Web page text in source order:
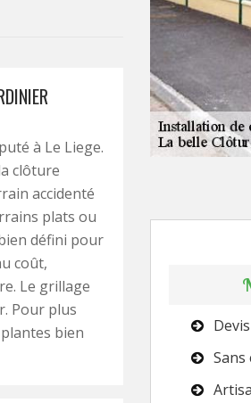
à Le Liege.
clôture
accidenté
plats ou
défini pour
coût,
Le grillage
Pour plus
bien